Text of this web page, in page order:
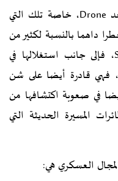
لقد أصبحت الطائرات المسيّرة عن بعد Drone، خاصة تلك التي
داهما بالنسبة لكثير من
دول العالم أبرزها نوع “Switchblade، فإلى جانب استغلالها في
فهي قادرة أيضا على شن
في صعوبة اكتشافها من
المسيرة الحديثة التي
العسكري هي: